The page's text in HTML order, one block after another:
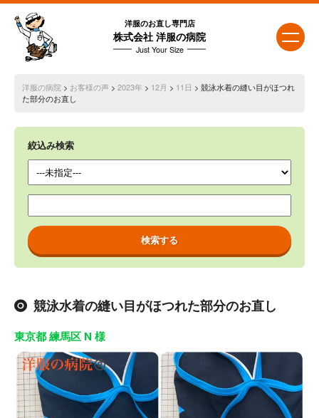
洋服のお直し専門店
株式会社 洋服の病院
Just Your Size
洋服の病院 > お客様の声> 2023年 > 12月 > 11日 > 競泳水着の縫い目がほつれ
た部分のお直し
絞込み検索
競泳水着の縫い目がほつれた部分のお直し
東京都 練馬区 N 様